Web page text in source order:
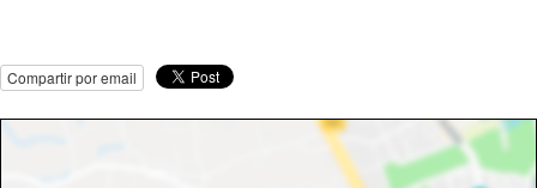
Compartir por email